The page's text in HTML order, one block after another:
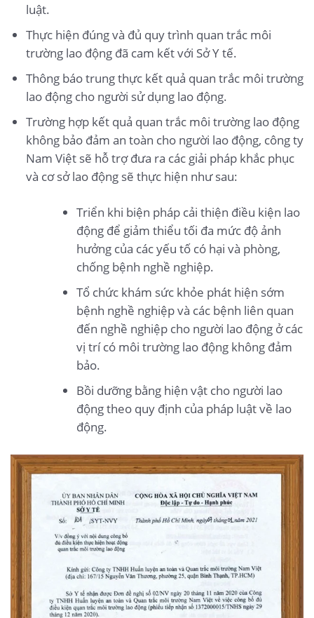
luật.
Thực hiện đúng và đủ quy trình quan trắc môi
trường lao động đã cam kết với Sở Y tế.
Thông báo trung thực kết quả quan trắc môi trường
lao động cho người sử dụng lao động.
Trường hợp kết quả quan trắc môi trường lao động
không bảo đảm an toàn cho người lao động, công ty
Nam Việt sẽ hỗ trợ đưa ra các giải pháp khắc phục
và cơ sở lao động sẽ thực hiện như sau:
Triển khi biện pháp cải thiện điều kiện lao
động để giảm thiểu tối đa mức độ ảnh
hưởng của các yếu tố có hại và phòng,
chống bệnh nghề nghiệp.
Tổ chức khám sức khỏe phát hiện sớm
bệnh nghề nghiệp và các bệnh liên quan
đến nghề nghiệp cho người lao động ở các
vị trí có môi trường lao động không đảm
bảo.
Bồi dưỡng bằng hiện vật cho người lao
động theo quy định của pháp luật về lao
động.